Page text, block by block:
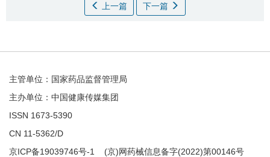
上一篇 下一篇
主管单位：国家药品监督管理局
主办单位：中国健康传媒集团
ISSN 1673-5390
CN 11-5362/D
京ICP备19039746号-1 (京)网药械信息备字(2022)第00146号